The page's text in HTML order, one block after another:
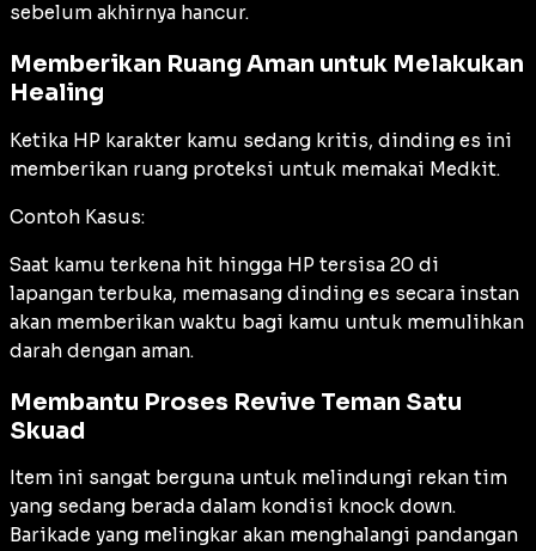
sebelum akhirnya hancur.
Memberikan Ruang Aman untuk Melakukan
Healing
Ketika HP karakter kamu sedang kritis, dinding es ini
memberikan ruang proteksi untuk memakai Medkit.
Contoh Kasus:
Saat kamu terkena hit hingga HP tersisa 20 di
lapangan terbuka, memasang dinding es secara instan
akan memberikan waktu bagi kamu untuk memulihkan
darah dengan aman.
Membantu Proses Revive Teman Satu
Skuad
Item ini sangat berguna untuk melindungi rekan tim
yang sedang berada dalam kondisi knock down.
Barikade yang melingkar akan menghalangi pandangan